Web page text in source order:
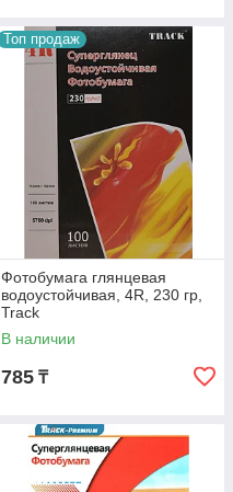
Топ продаж
Фотобумага глянцевая
водоустойчивая, 4R, 230 гр,
Track
В наличии
785 ₸